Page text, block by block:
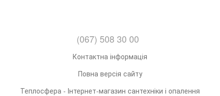
(067) 508 30 00
Контактна інформація
Повна версія сайту
Теплосфера - Інтернет-магазин сантехніки і опалення